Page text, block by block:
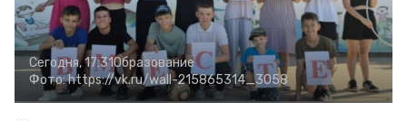
Сегодня, 17:31Образование
Фото:https://vk.ru/wall-215865314_3058